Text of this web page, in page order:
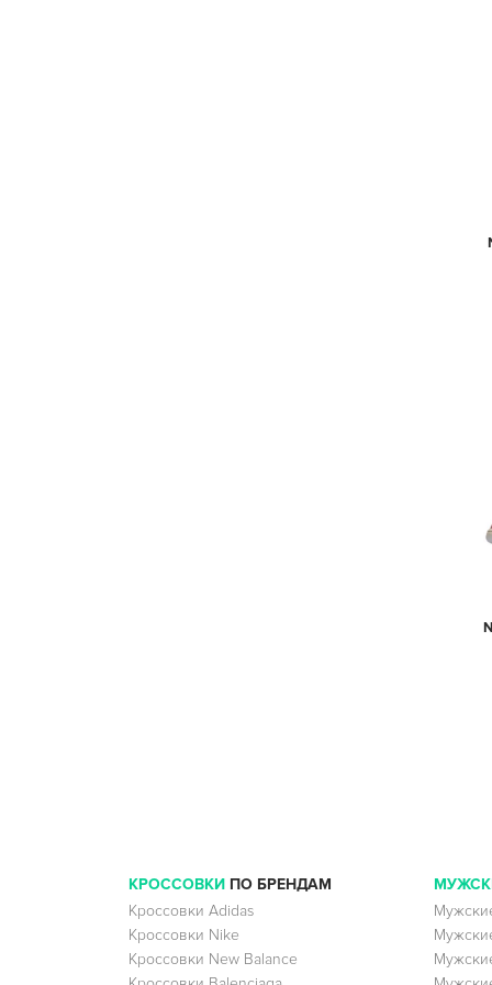
КРОССОВКИ ПО БРЕНДАМ
Кроссовки Adidas
Кроссовки Nike
Кроссовки New Balance